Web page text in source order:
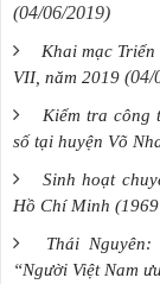
(04/06/2019)
Khai mạc
VII, năm 2019 (04/
Kiểm tra công
số tại huyện Võ
Sinh hoạt
Hồ Chí Minh
Thái
“Người Việt Nam